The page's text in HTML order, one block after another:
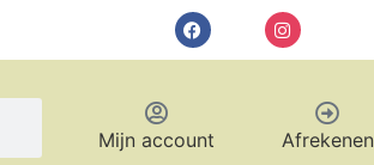
Mijn account Afrekenen